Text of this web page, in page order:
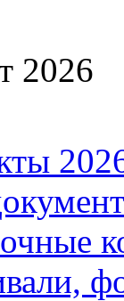
2026